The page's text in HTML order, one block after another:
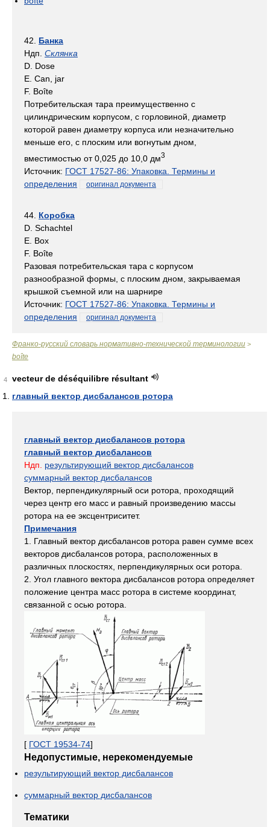
42. Банка
Ндп. Склянка
D. Dose
Е. Can, jar
F. Boîte
Потребительская тара преимущественно с
цилиндрическим корпусом, с горловиной, диаметр
которой равен диаметру корпуса или незначительно
меньше его, с плоским или вогнутым дном,
вместимостью от 0,025 до 10,0 дм3
Источник: ГОСТ 17527-86: Упаковка. Термины и
определения
оригинал документа
44. Коробка
D. Schachtel
Е. Box
F. Boîte
Разовая потребительская тара с корпусом
разнообразной формы, с плоским дном, закрываемая
крышкой съемной или на шарнире
Источник: ГОСТ 17527-86: Упаковка. Термины и
определения
оригинал документа
Франко-русский словарь нормативно-технической терминологии >
boîte
4
vecteur de déséquilibre résultant
главный вектор дисбалансов ротора
главный вектор дисбалансов ротора
главный вектор дисбалансов
Ндп. результирующий вектор дисбалансов
суммарный вектор дисбалансов
Вектор, перпендикулярный оси ротора, проходящий
через центр его масс и равный произведению массы
ротора на ее эксцентриситет.
Примечания
1. Главный вектор дисбалансов ротора равен сумме всех
векторов дисбалансов ротора, расположенных в
различных плоскостях, перпендикулярных оси ротора.
2. Угол главного вектора дисбалансов ротора определяет
положение центра масс ротора в системе координат,
связанной с осью ротора.
[ ГОСТ 19534-74]
Недопустимые, нерекомендуемые
результирующий вектор дисбалансов
суммарный вектор дисбалансов
Тематики